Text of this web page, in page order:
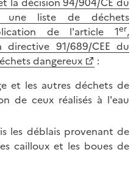
une liste de déchets
de l'article 1er,
91/689/CEE du
dangereux
:
et les autres déchets de
de ceux réalisés à l'eau
les déblais provenant de
cailloux et les boues de